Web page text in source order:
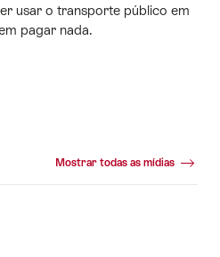
usar o transporte público em
pagar nada.
Mostrar todas as mídias